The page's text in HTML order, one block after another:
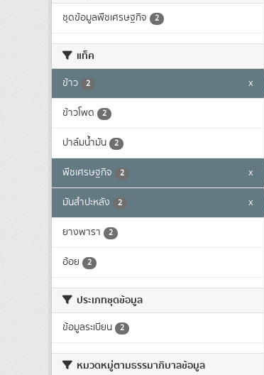
ชุดข้อมูลพืชเศรษฐกิจ 2
แท็ค
ข้าว 2 x
ข้าวโพด 2
ปาล์มน้ำมัน 2
พืชเศรษฐกิจ 2 x
มันสำปะหลัง 2 x
ยางพารา 2
อ้อย 2
ประเภทชุดข้อมูล
ข้อมูลระเบียน 2
หมวดหมู่ตามธรรมาภิบาลข้อมูล